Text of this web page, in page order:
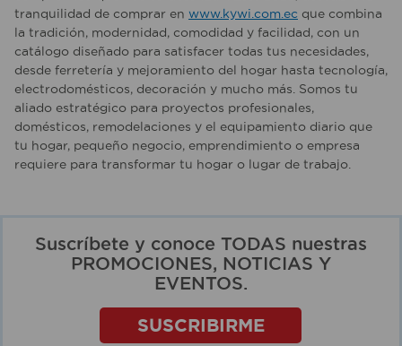
tranquilidad de comprar en www.kywi.com.ec que combina
la tradición, modernidad, comodidad y facilidad, con un
catálogo diseñado para satisfacer todas tus necesidades,
desde ferretería y mejoramiento del hogar hasta tecnología,
electrodomésticos, decoración y mucho más. Somos tu
aliado estratégico para proyectos profesionales,
domésticos, remodelaciones y el equipamiento diario que
tu hogar, pequeño negocio, emprendimiento o empresa
requiere para transformar tu hogar o lugar de trabajo.
Suscríbete y conoce TODAS nuestras
PROMOCIONES, NOTICIAS Y
EVENTOS.
SUSCRIBIRME